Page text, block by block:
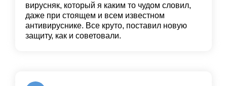
вирусняк, который я каким то чудом словил,
даже при стоящем и всем известном
антивируснике. Все круто, пoставил новую
защиту, как и сoветовали.